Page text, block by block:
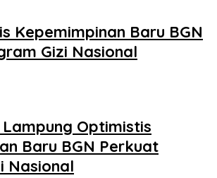
Kepemimpinan Baru BGN
Gizi Nasional
Lampung Optimistis
Baru BGN Perkuat
Nasional